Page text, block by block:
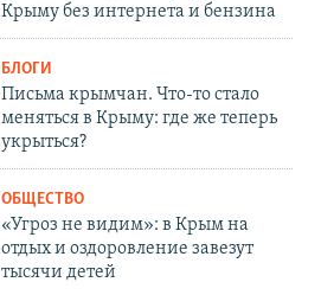
Крыму без интернета и бензина
БЛОГИ
Письма крымчан. Что-то стало
меняться в Крыму: где же теперь
укрыться?
ОБЩЕСТВО
«Угроз не видим»: в Крым на
отдых и оздоровление завезут
тысячи детей